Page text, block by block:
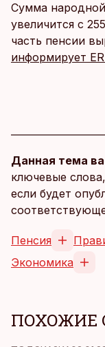
Сумма
увеличится с
часть пенсии
информирует
Данная тема
ключевые
если будет
Пенсия
Экономика
ПОХОЖИЕ